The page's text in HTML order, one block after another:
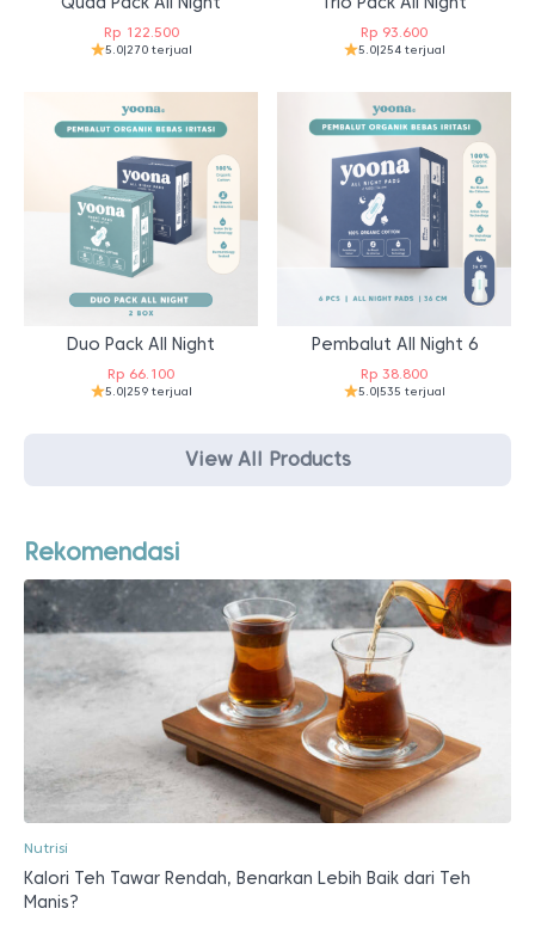
Rp122.500
5.0|270 terjual
Rp 93.600
5.0|254 terjual
Duo Pack All Night
Rp 66.100
5.0|259 terjual
Pembalut All Night 6
Rp 38.800
5.0|535 terjual
View All Products
Rekomendasi
Nutrisi
Kalori Teh Tawar Rendah, Benarkan Lebih Baik dari Teh
Manis?